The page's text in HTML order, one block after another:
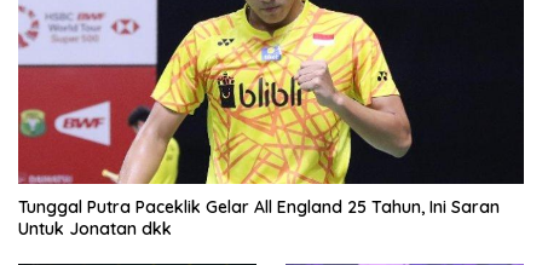
Tunggal Putra Paceklik Gelar All England 25 Tahun, Ini Saran
Untuk Jonatan dkk